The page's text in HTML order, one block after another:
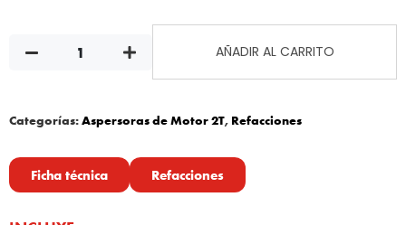
AÑADIR AL CARRITO
Categorías:Aspersoras de Motor 2T, Refacciones
Ficha técnica Refacciones